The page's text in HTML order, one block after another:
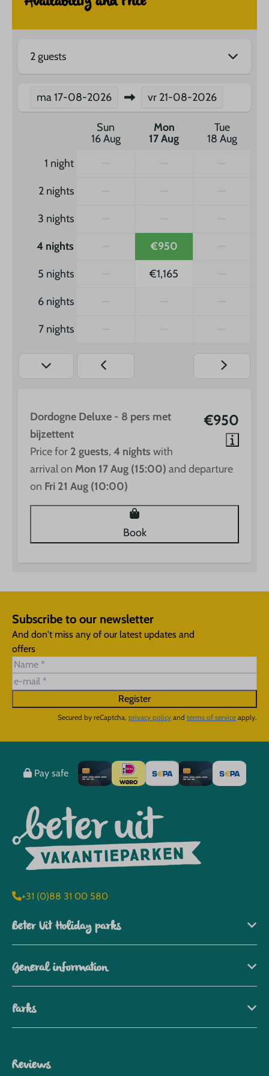
2 guests
ma17-08-2026 vr 21-08-2026
Sun
16 Aug
Mon
17 Aug
Tue
18 Aug
1 night
2 nights
3 nights
4 nights €950
5 nights €1,165
6 nights
7 nights
€950
Dordogne Deluxe - 8 pers met
bijzettent
Price for 2 guests, 4 nights with
arrival on Mon 17 Aug (15:00) and departure
on Fri 21 Aug (10:00)
Book
Subscribe to our newsletter
And don't miss any of our latest updates and
offers
Register
Secured by reCaptcha, privacy policy and terms of service apply.
Pay safe
+31 (0)88 31 00 580
Beter Uit Holiday parks
General information
Parks
Reviews